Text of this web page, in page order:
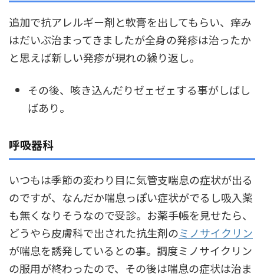
追加で抗アレルギー剤と軟膏を出してもらい、痒み
はだいぶ治まってきましたが全身の発疹は治ったか
と思えば新しい発疹が現れの繰り返し。
その後、咳き込んだりゼェゼェする事がしばし
ばあり。
呼吸器科
いつもは季節の変わり目に気管支喘息の症状が出る
のですが、なんだか喘息っぽい症状がでるし吸入薬
も無くなりそうなので受診。お薬手帳を見せたら、
どうやら皮膚科で出された抗生剤のミノサイクリン
が喘息を誘発しているとの事。調度ミノサイクリン
の服用が終わったので、その後は喘息の症状は治ま